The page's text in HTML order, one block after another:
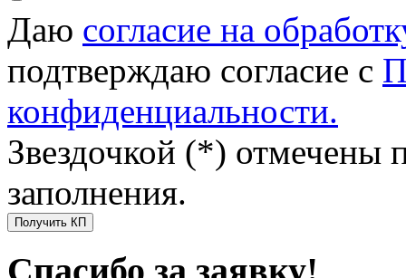
Даю согласие на
подтверждаю согласие с
конфиденциальности.
Звездочкой (*) отмечены
заполнения.
Получить КП